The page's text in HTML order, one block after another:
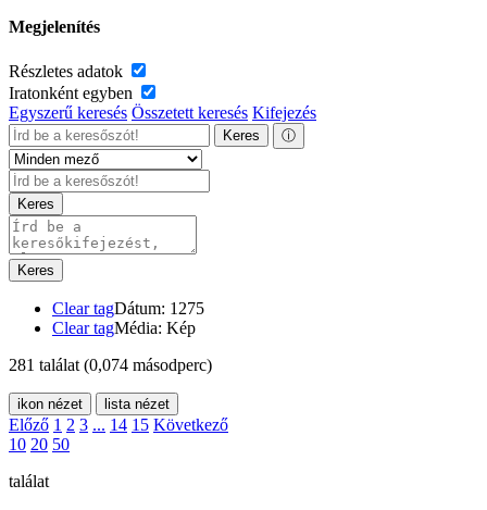
Megjelenítés
Részletes adatok
Iratonként egyben
Egyszerű keresés Összetett keresés Kifejezés
Keres ⓘ
Keres
Keres
Clear tagDátum: 1275
Clear tagMédia: Kép
281 találat (0,074 másodperc)
ikon nézet lista nézet
Előző 1 2 3 ... 14 15 Következő
10 20 50
találat